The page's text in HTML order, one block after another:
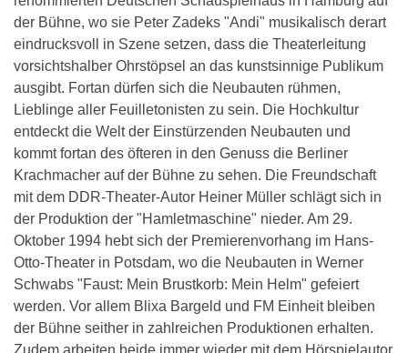
der Bühne, wo sie Peter Zadeks "Andi" musikalisch derart
eindrucksvoll in Szene setzen, dass die Theaterleitung
vorsichtshalber Ohrstöpsel an das kunstsinnige Publikum
ausgibt. Fortan dürfen sich die Neubauten rühmen,
Lieblinge aller Feuilletonisten zu sein. Die Hochkultur
entdeckt die Welt der Einstürzenden Neubauten und
kommt fortan des öfteren in den Genuss die Berliner
Krachmacher auf der Bühne zu sehen. Die Freundschaft
mit dem DDR-Theater-Autor Heiner Müller schlägt sich in
der Produktion der "Hamletmaschine" nieder. Am 29.
Oktober 1994 hebt sich der Premierenvorhang im Hans-
Otto-Theater in Potsdam, wo die Neubauten in Werner
Schwabs "Faust: Mein Brustkorb: Mein Helm" gefeiert
werden. Vor allem Blixa Bargeld und FM Einheit bleiben
der Bühne seither in zahlreichen Produktionen erhalten.